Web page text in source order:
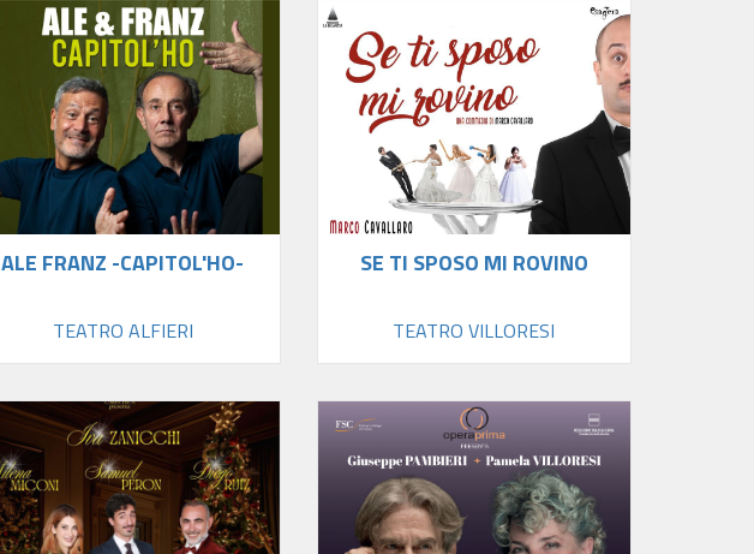
ALE FRANZ -CAPITOL'HO-
TEATRO ALFIERI
SE TI SPOSO MI ROVINO
TEATRO VILLORESI